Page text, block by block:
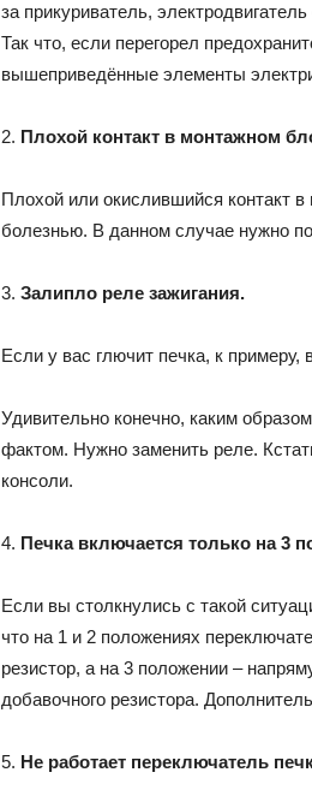
за прикуриватель,
Так что, если перегорел
вышеприведённые элементы
2. Плохой контакт в монтажном
Плохой или окислившийся контакт
болезнью. В данном случае нужно
3. Залипло реле зажигания.
Если у вас глючит печка, к примеру,
Удивительно конечно, каким
фактом. Нужно заменить реле.
консоли.
4. Печка включается только на 3
Если вы столкнулись с такой
что на 1 и 2 положениях
резистор, а на 3 положении –
добавочного резистора.
5. Не работает переключатель